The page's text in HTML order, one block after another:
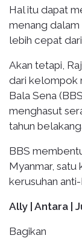
Hal itu dapat
menang dalam
lebih cepat
Akan tetapi,
dari kelompok
Bala Sena
menghasut
tahun
BBS
Myanmar,
kerusuhan
Ally | Antara |
Bagikan